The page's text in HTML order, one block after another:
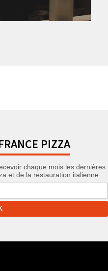
PIZZA
chaque mois les dernières
et de la restauration italienne